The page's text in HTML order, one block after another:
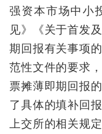
强资本市场中小
见》《关于首发
期回报有关事项
范性文件的要求
票摊薄即期回报
了具体的填补回
上交所的相关规